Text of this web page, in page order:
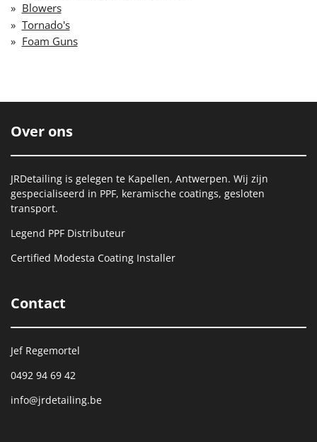
Blowers
Tornado's
Foam Guns
Over ons
JRDetailing is gelegen te Kapellen, Antwerpen. Wij zijn
gespecialiseerd in PPF, keramische coatings, gesloten
transport.
Legend PPF Distributeur
Certified Modesta Coating Installer
Contact
Jef Regemortel
0492 94 69 42
info@jrdetailing.be